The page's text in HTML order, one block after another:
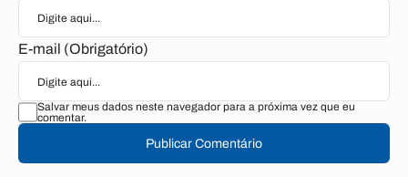
E-mail (Obrigatório)
Salvar meus dados neste navegador para a próxima vez que eu
comentar.
Publicar Comentário